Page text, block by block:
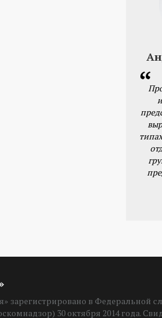
зарегистрировано в Федеральной
30 октября 2014 года.